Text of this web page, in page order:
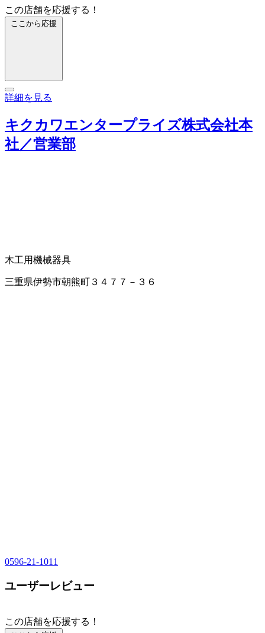
この店舗を応援する！
ここから応援
詳細を見る
キクカワエンタープライズ株式会社本
社／営業部
木工用機械器具
三重県伊勢市朝熊町３４７７－３６
0596-21-1011
ユーザーレビュー
この店舗を応援する！